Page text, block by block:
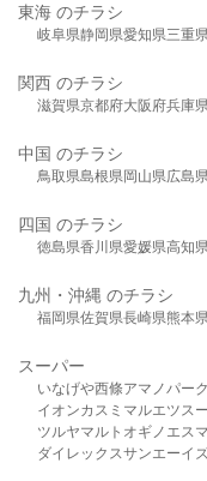
東海 のチラシ
岐阜県静岡県愛知県三重
関西 のチラシ
滋賀県京都府大阪府兵庫
中国 のチラシ
鳥取県島根県岡山県広島
四国 のチラシ
徳島県香川県愛媛県高知
九州・沖縄 のチラシ
福岡県佐賀県長崎県熊本
スーパー
いなげや西條アマノパー
イオンカスミ マルエツス
ツルヤマルト オギノ エス
ダイレックスサンエーイ